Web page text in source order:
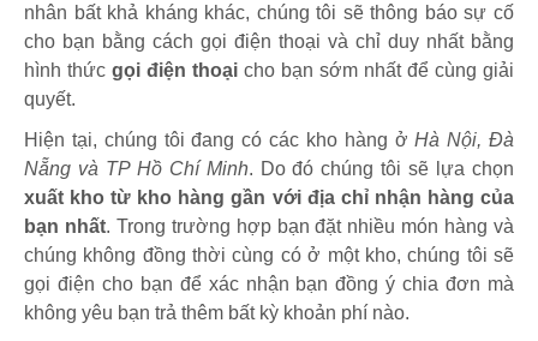
nhân bất khả kháng khác, chúng tôi sẽ thông báo sự cố
cho bạn bằng cách gọi điện thoại và chỉ duy nhất bằng
hình thức gọi điện thoại cho bạn sớm nhất để cùng giải
quyết.
Hiện tại, chúng tôi đang có các kho hàng ởHà Nội, Đà
Nẵng và TP Hồ Chí Minh. Do đó chúng tôi sẽ lựa chọn
xuất kho từ kho hàng gần với địa chỉ nhận hàng của
bạn nhất. Trong trường hợp bạn đặt nhiều món hàng và
chúng không đồng thời cùng có ở một kho, chúng tôi sẽ
gọi điện cho bạn để xác nhận bạn đồng ý chia đơn mà
không yêu bạn trả thêm bất kỳ khoản phí nào.